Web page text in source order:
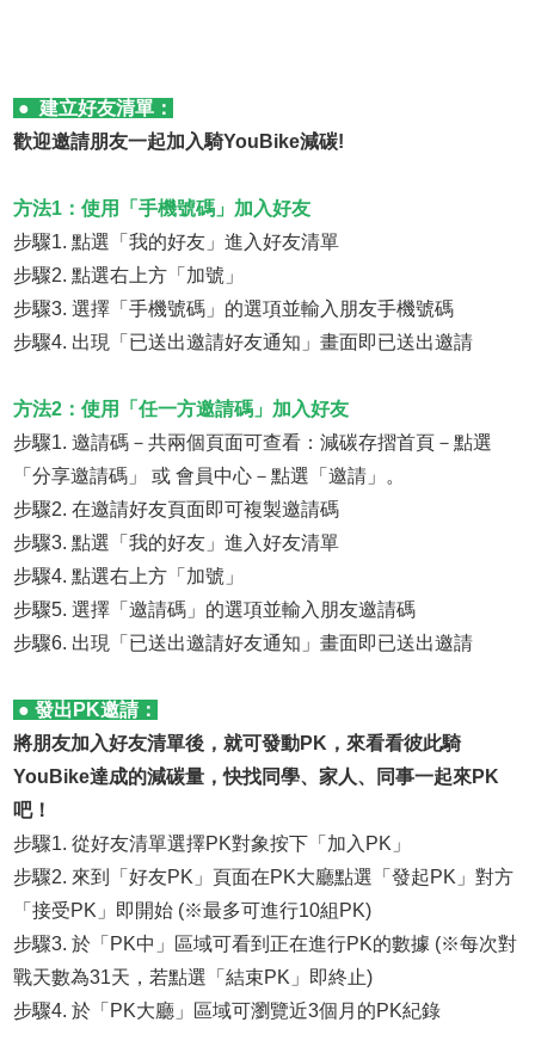
● 建立好友清單：
歡迎邀請朋友一起加入騎YouBike減碳!
方法1：使用「手機號碼」加入好友
步驟1. 點選「我的好友」進入好友清單
步驟2. 點選右上方「加號」
步驟3. 選擇「手機號碼」的選項並輸入朋友手機號碼
步驟4. 出現「已送出邀請好友通知」畫面即已送出邀請
方法2：使用「任一方邀請碼」加入好友
步驟1. 邀請碼－共兩個頁面可查看：減碳存摺首頁－點選
「分享邀請碼」 或 會員中心－點選「邀請」。
步驟2. 在邀請好友頁面即可複製邀請碼
步驟3. 點選「我的好友」進入好友清單
步驟4. 點選右上方「加號」
步驟5. 選擇「邀請碼」的選項並輸入朋友邀請碼
步驟6. 出現「已送出邀請好友通知」畫面即已送出邀請
● 發出PK邀請：
將朋友加入好友清單後，就可發動PK，來看看彼此騎
YouBike達成的減碳量，快找同學、家人、同事一起來PK
吧！
步驟1. 從好友清單選擇PK對象按下「加入PK」
步驟2. 來到「好友PK」頁面在PK大廳點選「發起PK」對方
「接受PK」即開始 (※最多可進行10組PK)
步驟3. 於「PK中」區域可看到正在進行PK的數據 (※每次對
戰天數為31天，若點選「結束PK」即終止)
步驟4. 於「PK大廳」區域可瀏覽近3個月的PK紀錄